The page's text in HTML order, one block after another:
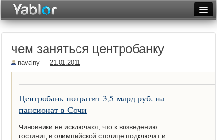
Неделя
Рейтинги
Фототоп
чем заняться центробанку
navalny — 21.01.2011
Центробанк потратит 3,5 млрд руб. на
пансионат в Сочи
Чиновники не исключают, что к возведению
гостиниц в олимпийской столице подключат и